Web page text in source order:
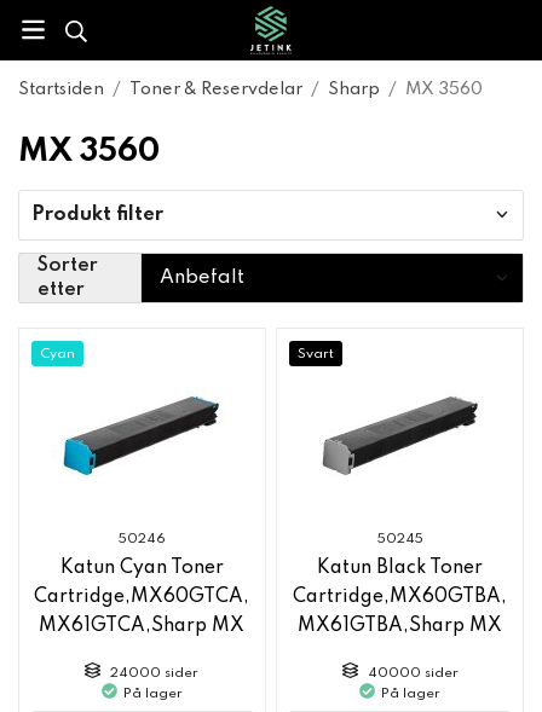
Startsiden / Toner & Reservdelar / Sharp / MX 3560
MX 3560
Produkt filter
Sorter
etter
Cyan
50246
Katun Cyan Toner
Cartridge,MX60GTCA,
MX61GTCA,Sharp MX
24000 sider
På lager
Svart
50245
Katun Black Toner
Cartridge,MX60GTBA,
MX61GTBA,Sharp MX
40000 sider
På lager